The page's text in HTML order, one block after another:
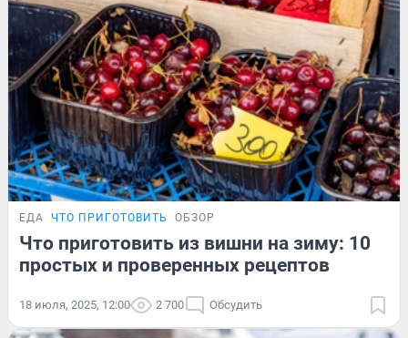
ЕДА ЧТО ПРИГОТОВИТЬ ОБЗОР
Что приготовить из вишни на зиму: 10
простых и проверенных рецептов
18 июля, 2025, 12:00 2 700 Обсудить